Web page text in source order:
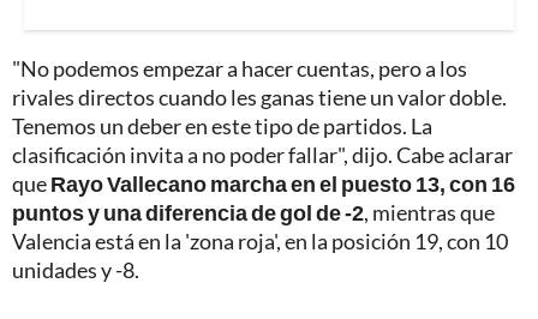
"No podemos empezar a hacer cuentas, pero a los
rivales directos cuando les ganas tiene un valor doble.
Tenemos un deber en este tipo de partidos. La
clasificación invita a no poder fallar", dijo. Cabe aclarar
queRayo Vallecano marcha en el puesto 13, con 16
puntos y una diferencia de gol de -2, mientras que
Valencia está en la 'zona roja', en la posición 19, con 10
unidades y -8.